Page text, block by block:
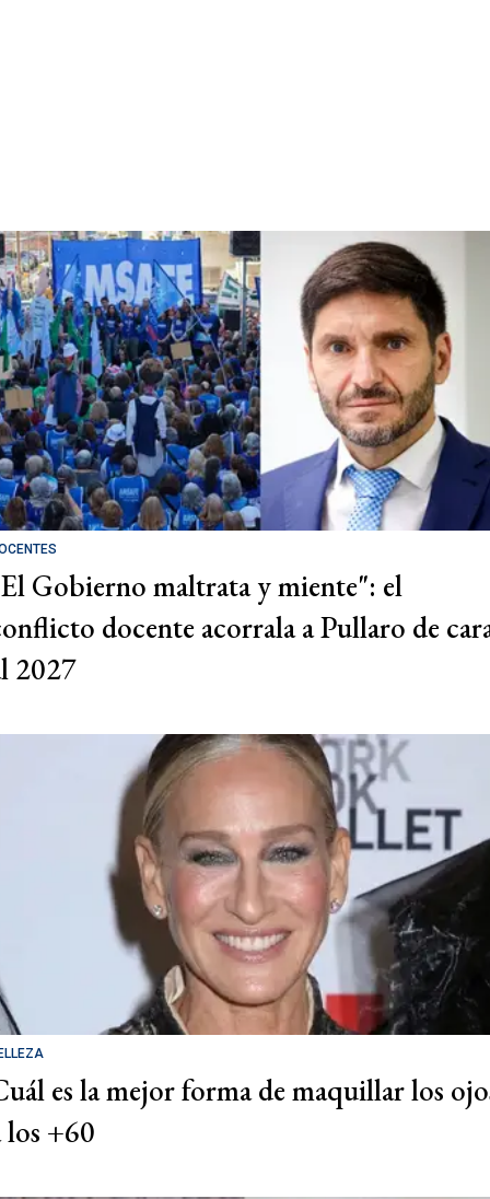
Gobierno maltrata y miente": el
docente acorrala a Pullaro de
2027
es la mejor forma de maquillar los
los +60